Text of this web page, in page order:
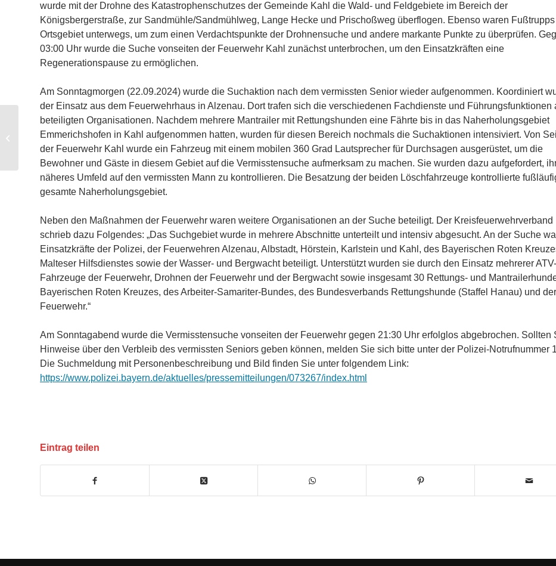
wurde mit der Drohne des Katastrophenschutzes der Gemeinde Kahl die Wald- und Feldgebiete im Bereich der
Königsbergerstraße, zur Sandmühle/Sandmühlweg, Lange Hecke und Prischoßweg überflogen. Ebenso waren
Ortsgebiet unterwegs, um zum einen Verdachtspunkte der Drohnensuche und andere markante Punkte zu überprüfen.
03:00 Uhr wurde die Suche vonseiten der Feuerwehr Kahl zunächst unterbrochen, um den Einsatzkräften eine
Regenerationspause zu ermöglichen.
Am Sonntagmorgen (22.09.2024) wurde die Suchaktion nach dem vermissten Senior wieder aufgenommen. Koordiniert
der Einsatz aus dem Feuerwehrhaus in Alzenau. Dort trafen sich die verschiedenen Fachdienste und Führungsfunktionen
beteiligten Organisationen. Nachdem mehrere Mantrailer mit Rettungshunden eine Fährte bis in das Naherholungsgebiet
Emmerichshofen in Kahl aufgenommen hatten, wurden für diesen Bereich nochmals die Suchaktionen intensiviert. Von
der Feuerwehr Kahl wurde ein Fahrzeug mit einem mobilen 360 Grad Lautsprecher für Durchsagen ausgerüstet, um die
Bewohner und Gäste in diesem Gebiet auf die Vermisstensuche aufmerksam zu machen. Sie wurden dazu aufgefordert,
näheres Umfeld auf den vermissten Mann zu kontrollieren. Die Besatzung der beiden Löschfahrzeuge kontrollierte
gesamte Naherholungsgebiet.
Neben den Maßnahmen der Feuerwehr waren weitere Organisationen an der Suche beteiligt. Der Kreisfeuerwehrverband
schrieb dazu Folgendes: „Das Suchgebiet wurde in mehrere Abschnitte unterteilt und intensiv abgesucht. An der Suche
Einsatzkräfte der Polizei, der Feuerwehren Alzenau, Albstadt, Hörstein, Karlstein und Kahl, des Bayerischen Roten
Malteser Hilfsdienstes sowie der Wasser- und Bergwacht beteiligt. Unterstützt wurden sie durch den Einsatz mehrerer ATV-
Fahrzeuge der Feuerwehr, Drohnen der Feuerwehr und der Bergwacht sowie insgesamt 30 Rettungs- und
Bayerischen Roten Kreuzes, des Arbeiter-Samariter-Bundes, des Bundesverbands Rettungshunde (Staffel Hanau) und der
Feuerwehr.“
Am Sonntagabend wurde die Vermisstensuche vonseiten der Feuerwehr gegen 21:30 Uhr erfolglos abgebrochen. Sollten
Hinweise über den Verbleib des vermissten Seniors geben können, melden Sie sich bitte unter der Polizei-Notrufnummer
Die Suchmeldung mit Personenbeschreibung und Bild finden Sie unter folgendem Link:
https://www.polizei.bayern.de/aktuelles/pressemitteilungen/073267/index.html
Eintrag teilen
THL 1 Rettung – Personensuche